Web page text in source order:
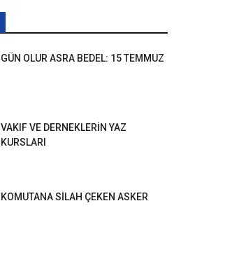
GÜN OLUR ASRA BEDEL: 15 TEMMUZ
VAKIF VE DERNEKLERİN YAZ
KURSLARI
KOMUTANA SİLAH ÇEKEN ASKER